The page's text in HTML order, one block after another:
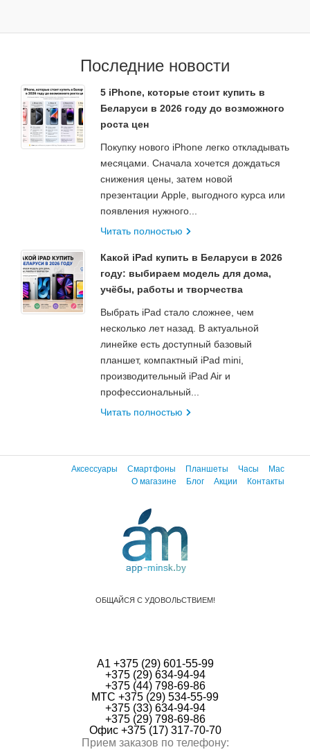
Последние новости
5 iPhone, которые стоит купить в
Беларуси в 2026 году до возможного
роста цен
Покупку нового iPhone легко откладывать
месяцами. Сначала хочется дождаться
снижения цены, затем новой
презентации Apple, выгодного курса или
появления нужного...
Читать полностью
Какой iPad купить в Беларуси в 2026
году: выбираем модель для дома,
учёбы, работы и творчества
Выбрать iPad стало сложнее, чем
несколько лет назад. В актуальной
линейке есть доступный базовый
планшет, компактный iPad mini,
производительный iPad Air и
профессиональный...
Читать полностью
Аксессуары Смартфоны Планшеты Часы
Mac
О магазине
Блог Акции Контакты
ОБЩАЙСЯ С УДОВОЛЬСТВИЕМ!
А1 +375 (29) 601-55-99
+375 (29) 634-94-94
+375 (44) 798-69-86
МТС +375 (29) 534-55-99
+375 (33) 634-94-94
+375 (29) 798-69-86
Офис +375 (17) 317-70-70
Прием заказов по телефону: